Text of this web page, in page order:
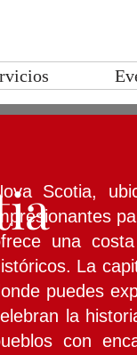
Scotia,
una
La
puedes
la
con